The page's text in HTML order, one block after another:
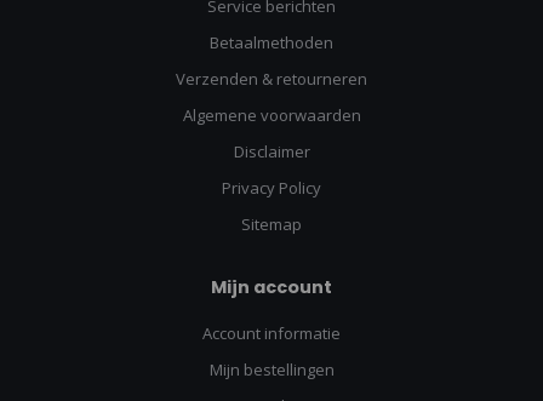
Service berichten
Betaalmethoden
Verzenden & retourneren
Algemene voorwaarden
Disclaimer
Privacy Policy
Sitemap
Mijn account
Account informatie
Mijn bestellingen